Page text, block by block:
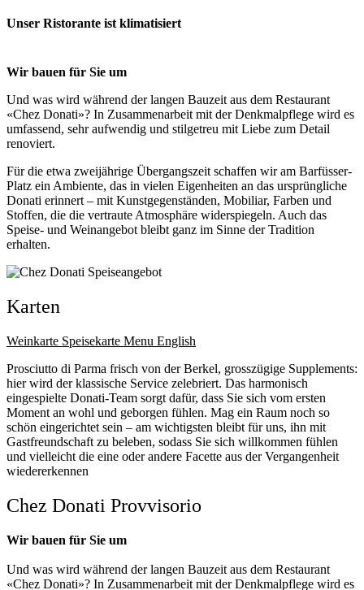
Unser Ristorante ist klimatisiert
Wir bauen für Sie um
Und was wird während der langen Bauzeit aus dem Restaurant
«Chez Donati»? In Zusammenarbeit mit der Denkmalpflege wird es
umfassend, sehr aufwendig und stilgetreu mit Liebe zum Detail
renoviert.
Für die etwa zweijährige Übergangszeit schaffen wir am Barfüsser-
Platz ein Ambiente, das in vielen Eigenheiten an das ursprüngliche
Donati erinnert – mit Kunstgegenständen, Mobiliar, Farben und
Stoffen, die die vertraute Atmosphäre widerspiegeln. Auch das
Speise- und Weinangebot bleibt ganz im Sinne der Tradition
erhalten.
Karten
Weinkarte Speisekarte Menu English
Prosciutto di Parma frisch von der Berkel, grosszügige Supplements:
hier wird der klassische Service zelebriert. Das harmonisch
eingespielte Donati-Team sorgt dafür, dass Sie sich vom ersten
Moment an wohl und geborgen fühlen. Mag ein Raum noch so
schön eingerichtet sein – am wichtigsten bleibt für uns, ihn mit
Gastfreundschaft zu beleben, sodass Sie sich willkommen fühlen
und vielleicht die eine oder andere Facette aus der Vergangenheit
wiedererkennen
Chez Donati Provvisorio
Wir bauen für Sie um
Und was wird während der langen Bauzeit aus dem Restaurant
«Chez Donati»? In Zusammenarbeit mit der Denkmalpflege wird es